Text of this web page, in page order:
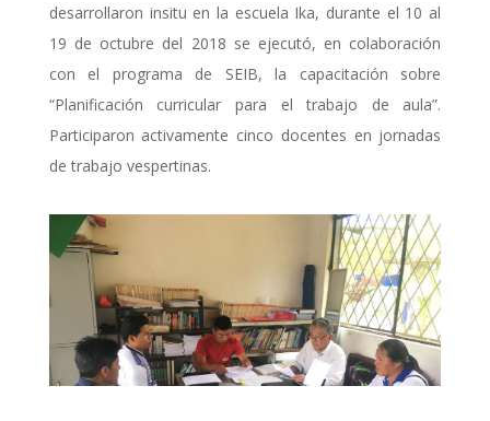
desarrollaron insitu en la escuela Ika, durante el 10 al
19 de octubre del 2018 se ejecutó, en colaboración
con el programa de SEIB, la capacitación sobre
“Planificación curricular para el trabajo de aula”.
Participaron activamente cinco docentes en jornadas
de trabajo vespertinas.